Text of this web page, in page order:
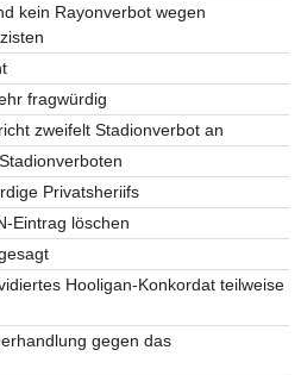
kein Rayonverbot wegen
fragwürdig
zweifelt Stadionverbot an
Privatsheriifs
Eintrag löschen
Hooligan-Konkordat teilweise
gegen das